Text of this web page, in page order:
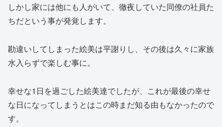
しかし家には他にも人がいて、徹夜していた同僚の社員た
ちだという事が発覚します。
勘違いしてしまった絵美は平謝りし、その後は久々に家族
水入らずで楽しむ事に。
幸せな1日を過ごした絵美達でしたが、これが最後の幸せ
な日になってしまうとはこの時まだ知る由もなかったので
す。